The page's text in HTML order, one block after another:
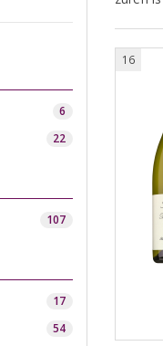
6
22
107
17
54
16